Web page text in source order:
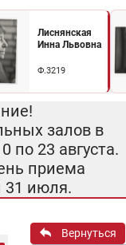
Лиснянская
Инна Львовна
Ф.3219
залов в
по 23 августа.
приема
31 июля.
Вернуться